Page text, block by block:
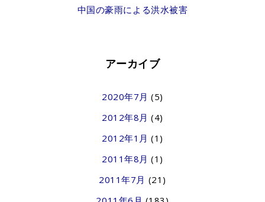
中国の豪雨による洪水被害
アーカイブ
2020年7月 (5)
2012年8月 (4)
2012年1月 (1)
2011年8月 (1)
2011年7月 (21)